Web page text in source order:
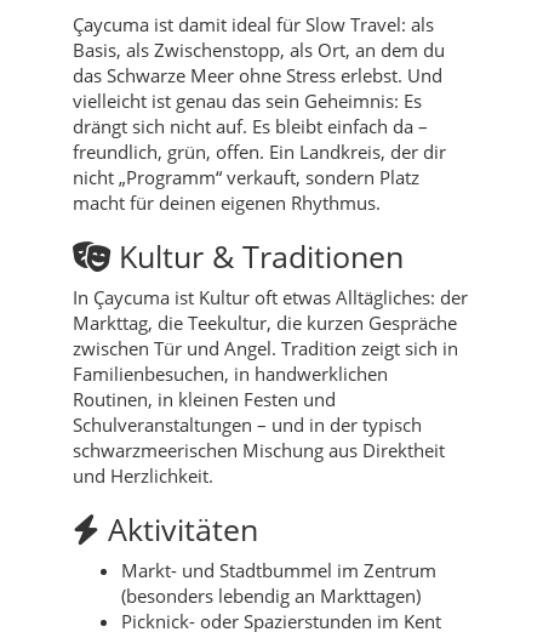
Çaycuma ist damit ideal für Slow Travel: als
Basis, als Zwischenstopp, als Ort, an dem du
das Schwarze Meer ohne Stress erlebst. Und
vielleicht ist genau das sein Geheimnis: Es
drängt sich nicht auf. Es bleibt einfach da –
freundlich, grün, offen. Ein Landkreis, der dir
nicht „Programm“ verkauft, sondern Platz
macht für deinen eigenen Rhythmus.
Kultur & Traditionen
In Çaycuma ist Kultur oft etwas Alltägliches: der
Markttag, die Teekultur, die kurzen Gespräche
zwischen Tür und Angel. Tradition zeigt sich in
Familienbesuchen, in handwerklichen
Routinen, in kleinen Festen und
Schulveranstaltungen – und in der typisch
schwarzmeerischen Mischung aus Direktheit
und Herzlichkeit.
Aktivitäten
Markt- und Stadtbummel im Zentrum
(besonders lebendig an Markttagen)
Picknick- oder Spazierstunden im Kent